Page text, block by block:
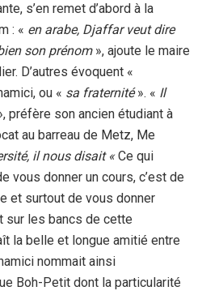
s’en remet d’abord à la
: « en arabe, Djaffar veut dire
son prénom», ajoute le maire
D’autres évoquent «
ou « sa fraternité». « Il
préfère son ancien étudiant à
au barreau de Metz, Me
il nous disait «Ce qui
vous donner un cours, c’est de
et surtout de vous donner
sur les bancs de cette
la belle et longue amitié entre
nommait ainsi
Boh-Petit dont la particularité